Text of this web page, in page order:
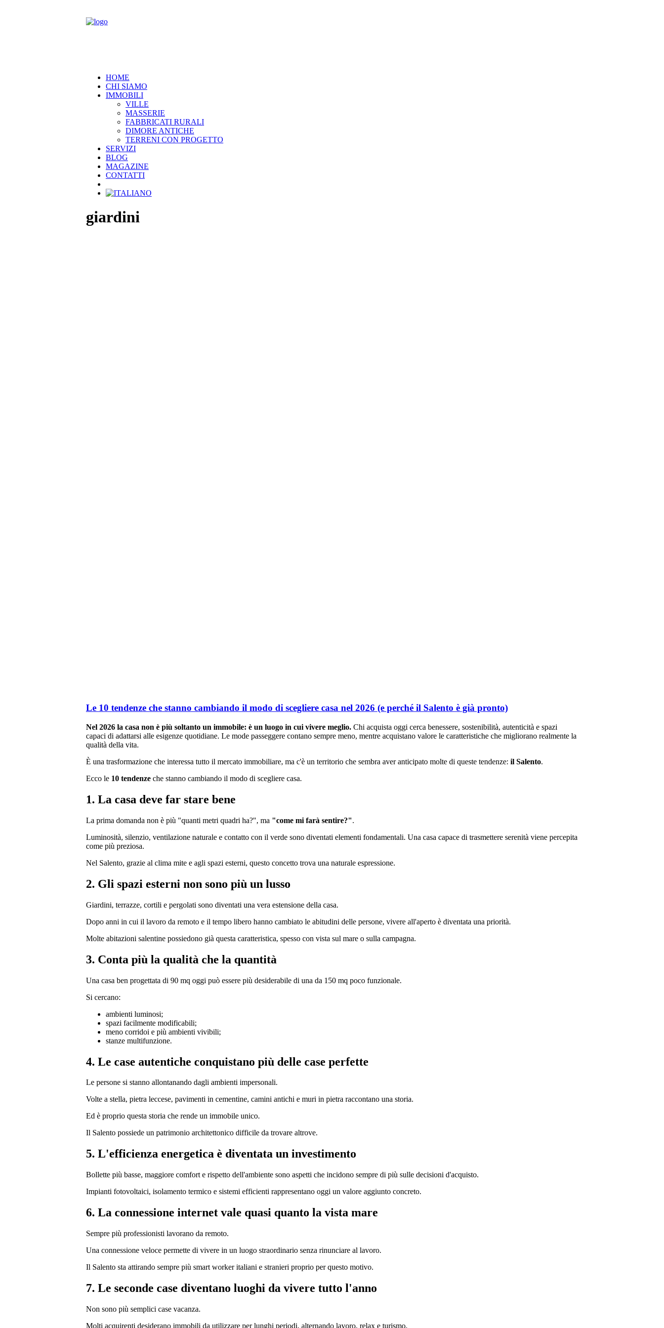
HOME
CHI SIAMO
IMMOBILI
VILLE
MASSERIE
FABBRICATI RURALI
DIMORE ANTICHE
TERRENI CON PROGETTO
SERVIZI
BLOG
MAGAZINE
CONTATTI
giardini
Le 10 tendenze che stanno cambiando il modo di scegliere casa nel 2026 (e perché il Salento è già pronto)
Nel 2026 la casa non è più soltanto un immobile: è un luogo in cui vivere meglio. Chi acquista oggi cerca benessere, sostenibilità, autenticità e spazi
capaci di adattarsi alle esigenze quotidiane. Le mode passeggere contano sempre meno, mentre acquistano valore le caratteristiche che migliorano realmente la
qualità della vita.
È una trasformazione che interessa tutto il mercato immobiliare, ma c'è un territorio che sembra aver anticipato molte di queste tendenze: il Salento.
Ecco le 10 tendenze che stanno cambiando il modo di scegliere casa.
1. La casa deve far stare bene
La prima domanda non è più "quanti metri quadri ha?", ma "come mi farà sentire?".
Luminosità, silenzio, ventilazione naturale e contatto con il verde sono diventati elementi fondamentali. Una casa capace di trasmettere serenità viene percepita
come più preziosa.
Nel Salento, grazie al clima mite e agli spazi esterni, questo concetto trova una naturale espressione.
2. Gli spazi esterni non sono più un lusso
Giardini, terrazze, cortili e pergolati sono diventati una vera estensione della casa.
Dopo anni in cui il lavoro da remoto e il tempo libero hanno cambiato le abitudini delle persone, vivere all'aperto è diventata una priorità.
Molte abitazioni salentine possiedono già questa caratteristica, spesso con vista sul mare o sulla campagna.
3. Conta più la qualità che la quantità
Una casa ben progettata di 90 mq oggi può essere più desiderabile di una da 150 mq poco funzionale.
Si cercano:
ambienti luminosi;
spazi facilmente modificabili;
meno corridoi e più ambienti vivibili;
stanze multifunzione.
4. Le case autentiche conquistano più delle case perfette
Le persone si stanno allontanando dagli ambienti impersonali.
Volte a stella, pietra leccese, pavimenti in cementine, camini antichi e muri in pietra raccontano una storia.
Ed è proprio questa storia che rende un immobile unico.
Il Salento possiede un patrimonio architettonico difficile da trovare altrove.
5. L'efficienza energetica è diventata un investimento
Bollette più basse, maggiore comfort e rispetto dell'ambiente sono aspetti che incidono sempre di più sulle decisioni d'acquisto.
Impianti fotovoltaici, isolamento termico e sistemi efficienti rappresentano oggi un valore aggiunto concreto.
6. La connessione internet vale quasi quanto la vista mare
Sempre più professionisti lavorano da remoto.
Una connessione veloce permette di vivere in un luogo straordinario senza rinunciare al lavoro.
Il Salento sta attirando sempre più smart worker italiani e stranieri proprio per questo motivo.
7. Le seconde case diventano luoghi da vivere tutto l'anno
Non sono più semplici case vacanza.
Molti acquirenti desiderano immobili da utilizzare per lunghi periodi, alternando lavoro, relax e turismo.